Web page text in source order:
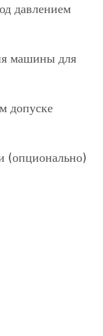
давлением
машины для
допуске
(опционально)